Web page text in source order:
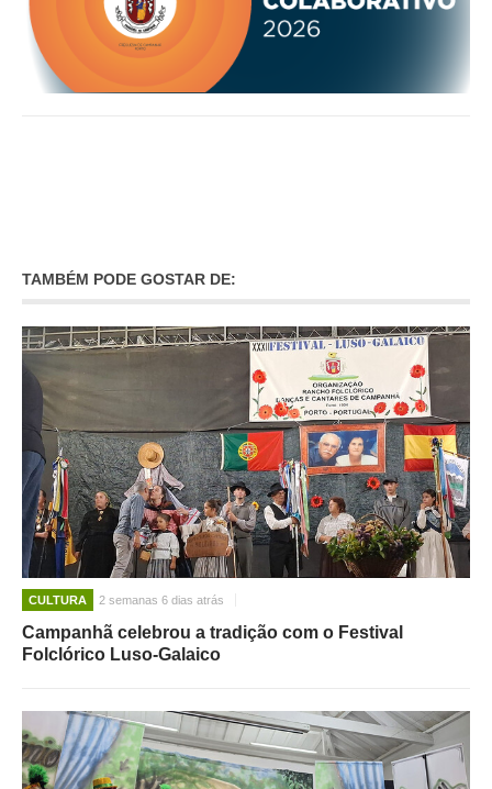
TAMBÉM PODE GOSTAR DE:
CULTURA 2 semanas 6 dias atrás
Campanhã celebrou a tradição com o Festival
Folclórico Luso-Galaico